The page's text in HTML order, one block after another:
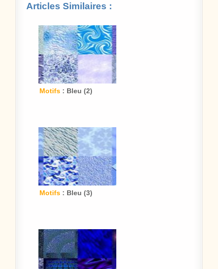
Articles Similaires :
Motifs : Bleu (2)
Motifs : Bleu (3)